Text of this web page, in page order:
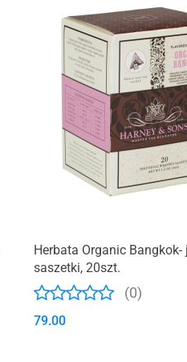
Herbata Organic Bangkok-
saszetki, 20szt.
(0)
79.00